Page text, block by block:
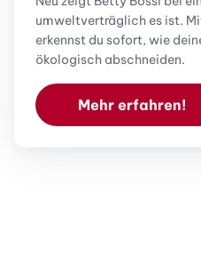
umweltverträglich es ist.
erkennst du sofort, wie
ökologisch abschneiden.
Mehr erfahren!